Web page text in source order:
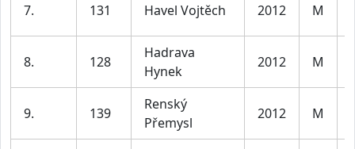
7. 131 Havel Vojtěch 2012 M
8. 128
Hadrava
Hynek
2012 M
9. 139
Renský
Přemysl
2012 M